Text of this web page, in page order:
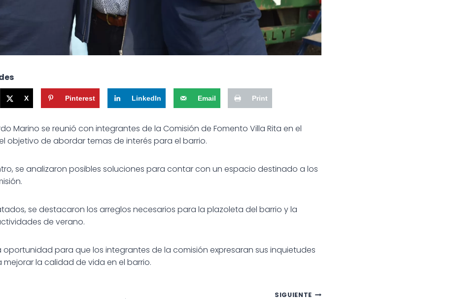
X Pinterest LinkedIn Email Print
Marino se reunió con integrantes de la Comisión de Fomento Villa Rita en el
objetivo de abordar temas de interés para el barrio.
se analizaron posibles soluciones para contar con un espacio destinado a los
se destacaron los arreglos necesarios para la plazoleta del barrio y la
de verano.
oportunidad para que los integrantes de la comisión expresaran sus inquietudes
la calidad de vida en el barrio.
SIGUIENTE